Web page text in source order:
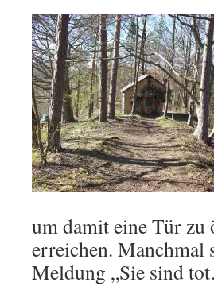
um damit eine Tür zu
erreichen. Manchmal
Meldung „Sie sind